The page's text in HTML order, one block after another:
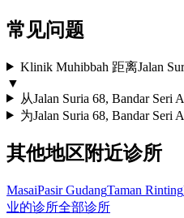
常见问题
Klinik Muhibbah 距离Jalan
▼
从Jalan Suria 68, Bandar Seri
为Jalan Suria 68, Bandar
其他地区附近诊所
MasaiPasir GudangTaman Rinting
业的诊所全部诊所